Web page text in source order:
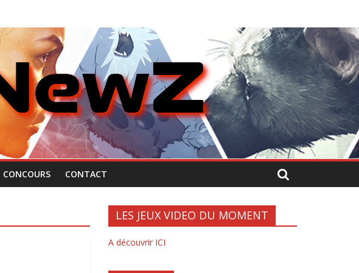
CONCOURS CONTACT
LES JEUX VIDEO DU MOMENT
A découvrir ICI